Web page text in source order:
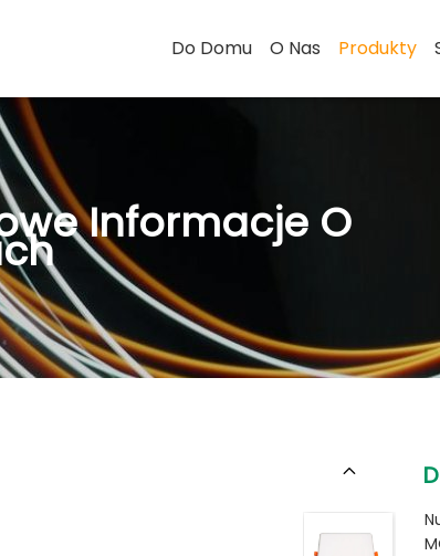
Do Domu O Nas Produkty
Informacje O